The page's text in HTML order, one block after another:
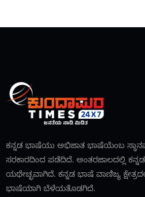
ಕನ್ನಡ ಭಾಷೆಯು ಅಭಿಜಾತ ಭಾಷೆಯೆಂಬ
ಸರಕಾರದಿಂದ ಪಡೆದಿದೆ. ಅಂತರಜಾಲದಲ್ಲಿ
ಯಥೇಚ್ಛವಾಗಿದೆ. ಕನ್ನಡ ಭಾಷೆ ವಾಣಿಜ್ಯ
ಭಾಷೆಯಾಗಿ ಬೆಳೆಯತೊಡಗಿದೆ.